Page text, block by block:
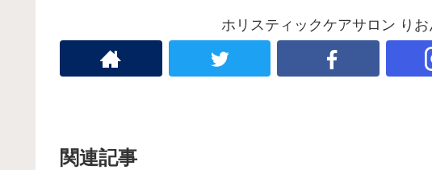
ホリスティックケアサロン り
関連記事